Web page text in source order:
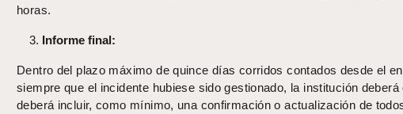
horas.
Informe final:
Dentro del plazo máximo de quince días corridos contados desde el
siempre que el incidente hubiese sido gestionado, la institución
deberá incluir, como mínimo, una confirmación o actualización de